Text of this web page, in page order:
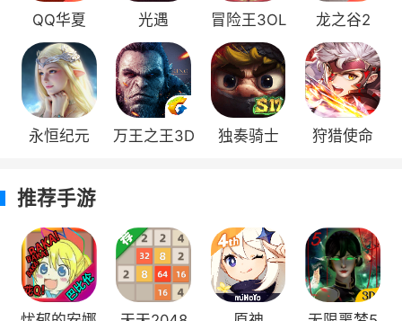
宠物可培养的资质条目最多为4条，进阶等
级越高，可培养的资质条目越多。每只宠物都拥
有特有天赋效果和通用属性效果，宠物特有天赋
效果具有唯一性。宠物的属性天赋分为暗淡、坚
毅、闪耀、混沌和神圣。其中，每种类型的属性
条。
天赋已洗练的属性可进行锁定，锁定的属性
品质等级和锁定数量越多，锁定消耗的钻石量越
高（已洗练出的特有天赋效果无需锁定）。
QQ华夏 光遇 冒险王3OL 龙之谷2
永恒纪元 万王之王3D 独奏骑士 狩猎使命
推荐手游